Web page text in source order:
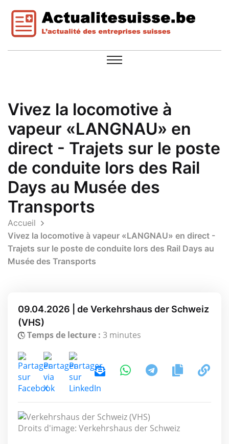
Vivez la locomotive à
vapeur «LANGNAU» en
direct - Trajets sur le poste
de conduite lors des Rail
Days au Musée des
Transports
Accueil
Vivez la locomotive à vapeur «LANGNAU» en direct -
Trajets sur le poste de conduite lors des Rail Days au
Musée des Transports
09.04.2026 | de Verkehrshaus der Schweiz
(VHS)
Temps de lecture : 3 minutes
Droits d'image: Verkehrshaus der Schweiz